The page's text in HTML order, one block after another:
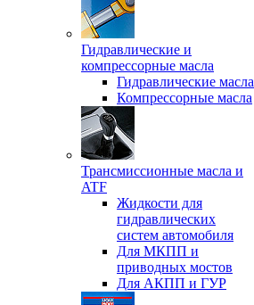
Гидравлические и
компрессорные масла
Гидравлические масла
Компрессорные масла
Трансмиссионные масла и
ATF
Жидкости для
гидравлических
систем автомобиля
Для МКПП и
приводных мостов
Для АКПП и ГУР